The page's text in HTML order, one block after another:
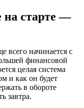
на старте —
всего начинается с
финансовой
целая система
и как он будет
в обороте
завтра.